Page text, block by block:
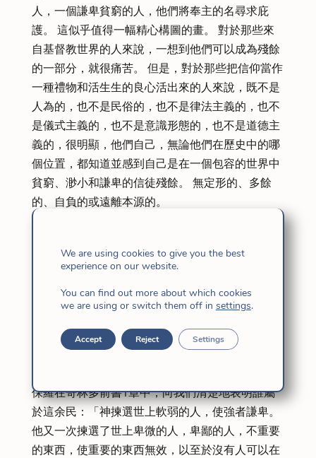
人，一個謙卑貧窮的人，他們將奉主的名尋求庇
護。 這似乎值得一幅精心構圖的畫。 對於那些來
自基督教世界的人來說，一想到他們可以成為殘餘
的一部分，就很痛苦。 但是，對於那些把信仰當作
一種禮物和活生生的良心活出來的人來說，既不是
人為的，也不是民俗的，也不是律法主義的，也不
是儀式主義的，也不是意識形態的，也不是道德主
義的，很明顯，他們自己，無論他們在歷史中的哪
個位置，都知道並感到自己是在一個包容的世界中
貧窮、渺小和謙卑的信徒殘餘。 無定形的、多餘
的、自負的或遠離本源的。
不逃避如此。 它不是一種特權，但它確實涉及一個
跟進的呼喚，也是從沉默中堅定的回應，有利於善
良與和平，必須將這種回應擴展到所有上帝的兒
女。 “以色列的其他地方將不再作惡，他們不會撒
謊，也不會在他們口中欺騙，”西番雅在本周日指
保羅在哥林多前書1章中，向我們清楚地表明誰屬
於這余民：「神揀選世上軟弱的人，使強者謙卑。
他又一次揀選了世上卑微的人，卑鄙的人，不重要
的東西，使重要的東西無效，以至於沒有人可以在
We are using cookies to give you the best
experience on our website.
You can find out more about which cookies
we are using or switch them off in settings.
Accept Reject Settings